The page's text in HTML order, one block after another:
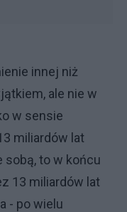
innej niż
ale nie w
w sensie
miliardów lat
to w końcu
13 miliardów lat
- po wielu